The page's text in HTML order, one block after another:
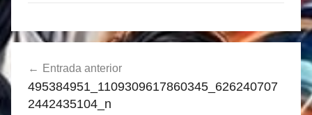
de
entradas
Entrada anterior
495384951_1109309617860345_626240707
2442435104_n